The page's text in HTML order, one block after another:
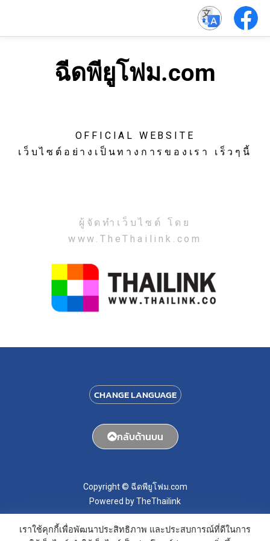
เราใช้คุกกี้เพื่อพัฒนาประสิทธิภาพ และประสบการณ์ที่ดีในการ
ฉีดพียูโฟม.com
OFFICIAL WEBSITE
เว็บไซต์อย่างเป็นทางการของเรา เร็วๆนี้
ผู้จัดทำเว็บไซต์ โดย
www.TheThailink.com
Copyright © ฉีดพียูโฟม.com
Powered by TheThailink
CHANGE LANGUAGE
กลับด้านบน